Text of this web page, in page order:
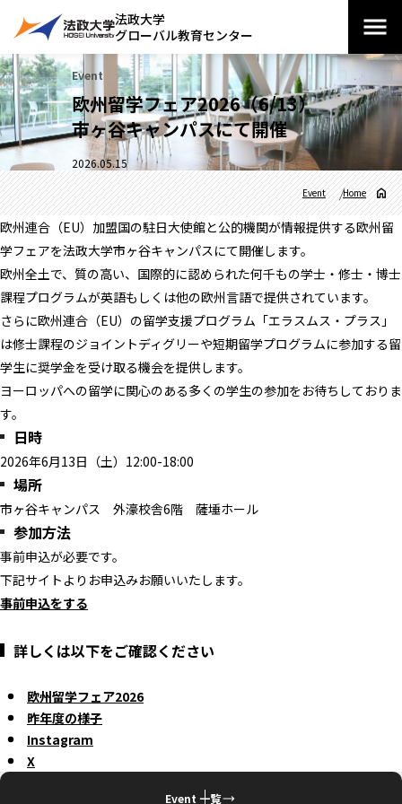
法政大学
グローバル教育センター
Event
欧州留学フェア2026（6/13）
市ヶ谷キャンパスにて開催
2026.05.15
Home
Event
欧州連合（EU）加盟国の駐日大使館と公的機関が情報提供する欧州留
学フェアを法政大学市ヶ谷キャンパスにて開催します。
欧州全土で、質の高い、国際的に認められた何千もの学士・修士・博士
課程プログラムが英語もしくは他の欧州言語で提供されています。
さらに欧州連合（EU）の留学支援プログラム「エラスムス・プラス」
は修士課程のジョイントディグリーや短期留学プログラムに参加する留
学生に奨学金を受け取る機会を提供します。
ヨーロッパへの留学に関心のある多くの学生の参加をお待ちしておりま
す。
日時
2026年6月13日（土）12:00-18:00
場所
市ヶ谷キャンパス 外濠校舎6階 薩埵ホール
参加方法
事前申込が必要です。
下記サイトよりお申込みお願いいたします。
事前申込をする
詳しくは以下をご確認ください
欧州留学フェア2026
昨年度の様子
Instagram
X
Event 一覧